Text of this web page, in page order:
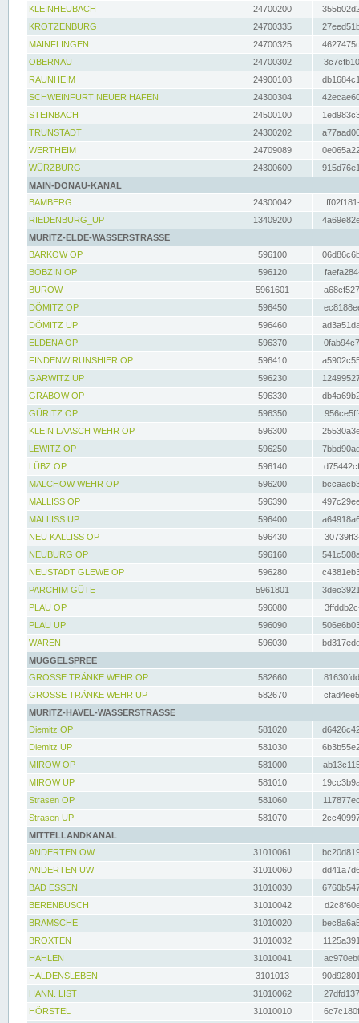
KLEINHEUBACH 24700200
KROTZENBURG
24700335
MAINFLINGEN
24700325
OBERNAU
24700302
RAUNHEIM
24900108
SCHWEINFURT NEUER HAFEN
24300304
STEINBACH
24500100
TRUNSTADT
24300202
WERTHEIM
24709089
WÜRZBURG
24300600
MAIN-DONAU-KANAL
BAMBERG
24300042
RIEDENBURG_UP
13409200
MÜRITZ-ELDE-WASSERSTRASSE
BARKOW OP
596100
BOBZIN OP
596120
BUROW
5961601
DÖMITZ OP
596450
DÖMITZ UP
596460
ELDENA OP
596370
FINDENWIRUNSHIER OP
596410
GARWITZ UP
596230
GRABOW OP
596330
GÜRITZ OP
596350
KLEIN LAASCH WEHR OP
596300
LEWITZ OP
596250
LÜBZ OP
596140
MALCHOW WEHR OP
596200
MALLISS OP
596390
MALLISS UP
596400
NEU KALLISS OP
596430
NEUBURG OP
596160
NEUSTADT GLEWE OP
596280
PARCHIM GÜTE
5961801
PLAU OP
596080
PLAU UP
596090
WAREN
596030
MÜGGELSPREE
GROSSE TRÄNKE WEHR OP
582660
GROSSE TRÄNKE WEHR UP
582670
MÜRITZ-HAVEL-WASSERSTRASSE
Diemitz OP
581020
Diemitz UP
581030
MIROW OP
581000
MIROW UP
581010
Strasen OP
581060
Strasen UP
581070
MITTELLANDKANAL
ANDERTEN OW
31010061
ANDERTEN UW
31010060
BAD ESSEN
31010030
BERENBUSCH
31010042
BRAMSCHE
31010020
BROXTEN
31010032
HAHLEN
31010041
HALDENSLEBEN
3101013
HANN. LIST
31010062
HÖRSTEL
31010010